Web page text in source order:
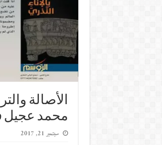
الأصالة
محمد عجيل
سبتمبر 21, 2017